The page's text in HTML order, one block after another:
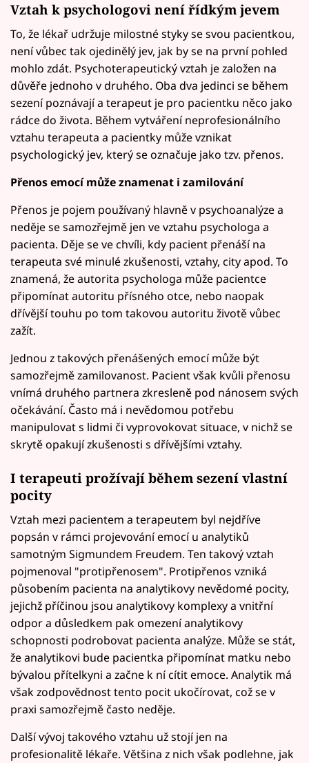
Vztah k psychologovi není řídkým jevem
To, že lékař udržuje milostné styky se svou pacientkou,
není vůbec tak ojedinělý jev, jak by se na první pohled
mohlo zdát. Psychoterapeutický vztah je založen na
důvěře jednoho v druhého. Oba dva jedinci se během
sezení poznávají a terapeut je pro pacientku něco jako
rádce do života. Během vytváření neprofesionálního
vztahu terapeuta a pacientky může vznikat
psychologický jev, který se označuje jako tzv. přenos.
Přenos emocí může znamenat i zamilování
Přenos je pojem používaný hlavně v psychoanalýze a
neděje se samozřejmě jen ve vztahu psychologa a
pacienta. Děje se ve chvíli, kdy pacient přenáší na
terapeuta své minulé zkušenosti, vztahy, city apod. To
znamená, že autorita psychologa může pacientce
připomínat autoritu přísného otce, nebo naopak
dřívější touhu po tom takovou autoritu životě vůbec
zažít.
Jednou z takových přenášených emocí může být
samozřejmě zamilovanost. Pacient však kvůli přenosu
vnímá druhého partnera zkresleně pod nánosem svých
očekávání. Často má i nevědomou potřebu
manipulovat s lidmi či vyprovokovat situace, v nichž se
skrytě opakují zkušenosti s dřívějšími vztahy.
I terapeuti prožívají během sezení vlastní
pocity
Vztah mezi pacientem a terapeutem byl nejdříve
popsán v rámci projevování emocí u analytiků
samotným Sigmundem Freudem. Ten takový vztah
pojmenoval "protipřenosem". Protipřenos vzniká
působením pacienta na analytikovy nevědomé pocity,
jejichž příčinou jsou analytikovy komplexy a vnitřní
odpor a důsledkem pak omezení analytikovy
schopnosti podrobovat pacienta analýze. Může se stát,
že analytikovi bude pacientka připomínat matku nebo
bývalou přítelkyni a začne k ní cítit emoce. Analytik má
však zodpovědnost tento pocit ukočírovat, což se v
praxi samozřejmě často neděje.
Další vývoj takového vztahu už stojí jen na
profesionalitě lékaře. Většina z nich však podlehne, jak